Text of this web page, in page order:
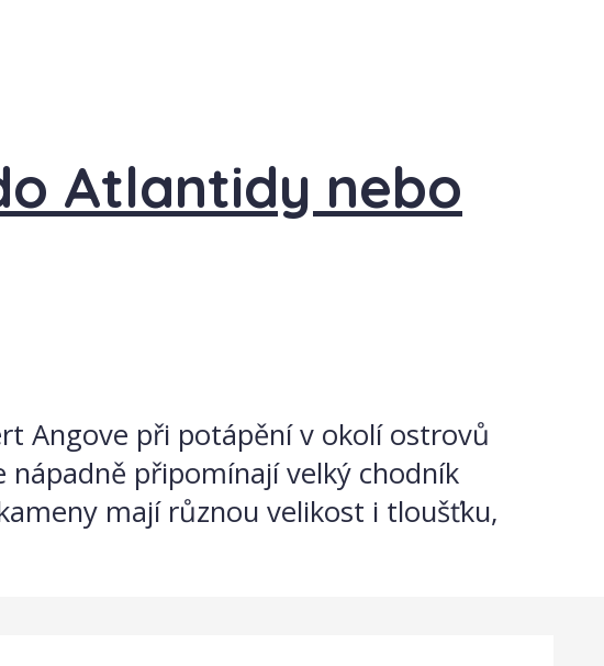
Atlantidy nebo
Angove při potápění v okolí ostrovů
připomínají velký chodník
mají různou velikost i tloušťku,